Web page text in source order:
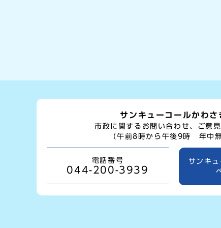
サンキューコールかわさ
市政に関するお問い合わせ、ご意
（午前8時から午後9時 年中無
電話番号
044-200-3939
サンキ